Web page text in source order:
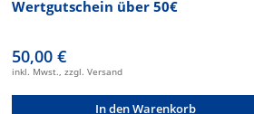
Wertgutschein über 50€
50,00 €
inkl. Mwst., zzgl. Versand
In den Warenkorb